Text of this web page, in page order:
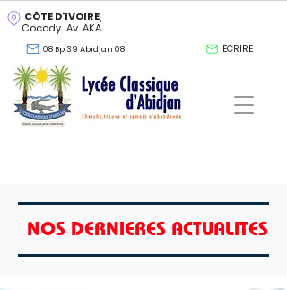
CÔTE D'IVOIRE
Cocody Av. AKA
08 Bp 39 Abidjan 08 ECRIRE
NOS DERNIERES ACTUALITES